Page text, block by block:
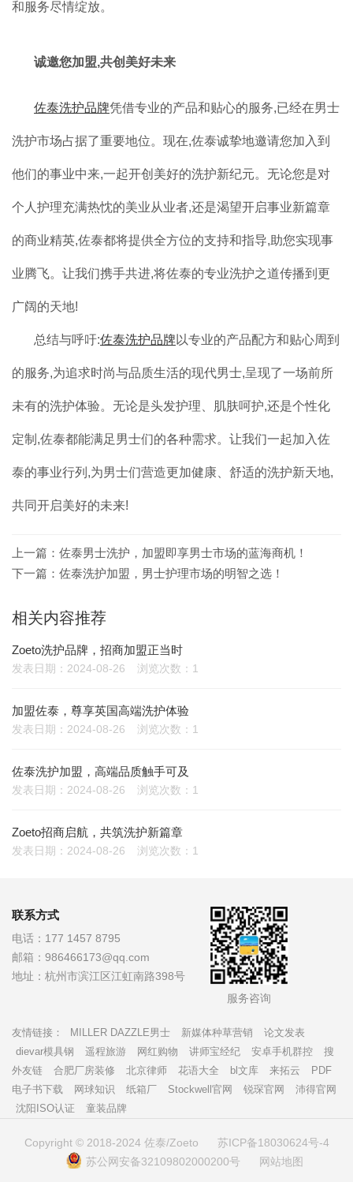
和服务尽情绽放。
诚邀您加盟,共创美好未来
佐泰洗护品牌凭借专业的产品和贴心的服务,已经在男士
洗护市场占据了重要地位。现在,佐泰诚挚地邀请您加入到
他们的事业中来,一起开创美好的洗护新纪元。无论您是对
个人护理充满热忱的美业从业者,还是渴望开启事业新篇章
的商业精英,佐泰都将提供全方位的支持和指导,助您实现事
业腾飞。让我们携手共进,将佐泰的专业洗护之道传播到更
广阔的天地!
总结与呼吁:佐泰洗护品牌以专业的产品配方和贴心周到
的服务,为追求时尚与品质生活的现代男士,呈现了一场前所
未有的洗护体验。无论是头发护理、肌肤呵护,还是个性化
定制,佐泰都能满足男士们的各种需求。让我们一起加入佐
泰的事业行列,为男士们营造更加健康、舒适的洗护新天地,
共同开启美好的未来!
上一篇： 佐泰男士洗护，加盟即享男士市场的蓝海商机！
下一篇： 佐泰洗护加盟，男士护理市场的明智之选！
相关内容推荐
Zoeto洗护品牌，招商加盟正当时
发表日期：2024-08-26 浏览次数：1
加盟佐泰，尊享英国高端洗护体验
发表日期：2024-08-26 浏览次数：1
佐泰洗护加盟，高端品质触手可及
发表日期：2024-08-26 浏览次数：1
Zoeto招商启航，共筑洗护新篇章
发表日期：2024-08-26 浏览次数：1
联系方式
电话： 177 1457 8795
邮箱： 986466173@qq.com
地址： 杭州市滨江区江虹南路398号
服务咨询
友情链接： MILLER DAZZLE男士 新媒体种草营销
论文发表
dievar模具钢
遥程旅游 网红购物 讲师宝经纪 安卓手机群控
搜
外友链
合肥厂房装修 北京律师 花语大全 bl文库 来拓云
PDF
电子书下载
网球知识 纸箱厂 Stockwell官网 锐琛官网
沛得官网
沈阳ISO认证
童装品牌
Copyright © 2018-2024 佐泰/Zoeto
苏ICP备18030624号-4
苏公网安备32109802000200号
网站地图